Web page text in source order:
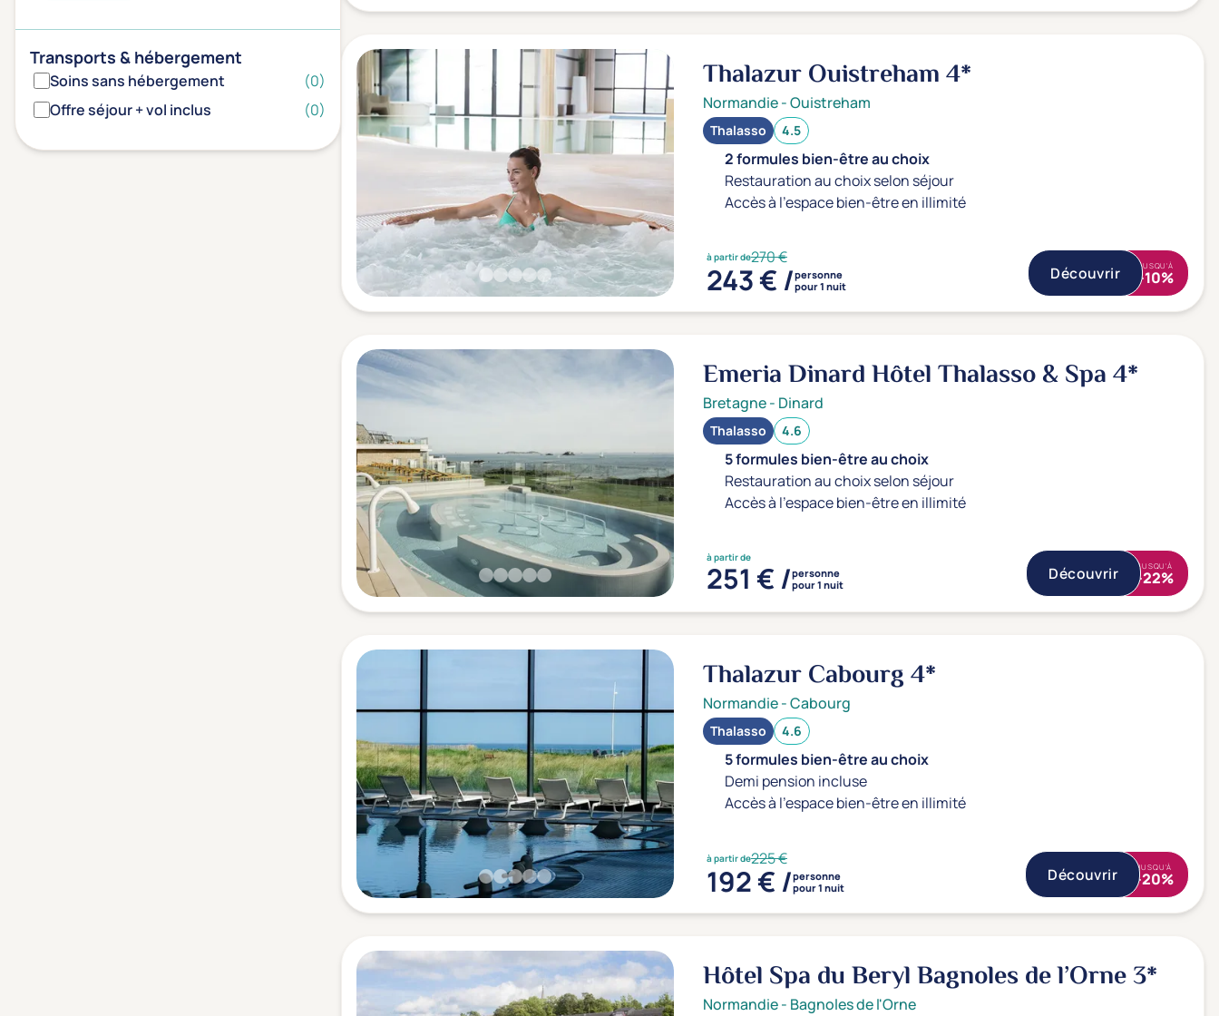
Transports & hébergement
Soins sans hébergement
(0)
Offre séjour + vol inclus
(0)
Thalazur Ouistreham4*
Normandie-Ouistreham
Thalasso 4.5
2 formules bien-être au choix
Restauration au choix selon séjour
Accès à l'espace bien-être en illimité
à partir de270 €
243 € /personne
pour 1 nuit
Découvrir JUSQU'À
-10%
Emeria Dinard Hôtel Thalasso & Spa4*
Bretagne- Dinard
Thalasso 4.6
5 formules bien-être au choix
Restauration au choix selon séjour
Accès à l'espace bien-être en illimité
à partir de
251 € /personne
pour 1 nuit
Découvrir JUSQU'À
-22%
Thalazur Cabourg4*
Normandie-Cabourg
Thalasso 4.6
5 formules bien-être au choix
Demi pension incluse
Accès à l'espace bien-être en illimité
à partir de225 €
192 € /personne
pour 1 nuit
Découvrir JUSQU'À
-20%
Hôtel Spa du Beryl Bagnoles de l’Orne3*
Normandie- Bagnoles de l'Orne